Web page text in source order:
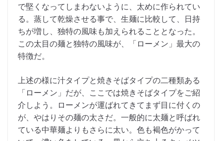
で堅くなってしまわないように、太めに作られてい
る。蒸して乾燥させる事で、生麺に比較して、日持
ちが増し、独特の風味も加えられることとなった。
この太目の麺と独特の風味が、「ローメン」最大の
特徴だ。
上述の様に汁タイプと焼きそばタイプの二種類ある
「ローメン」だが、ここでは焼きそばタイプをご紹
介しよう。ローメンが運ばれてきてまず目に付くの
が、やはりその麺の太さだ。一般的に太麺と呼ばれ
ている中華麺よりもさらに太い。色も褐色がかって